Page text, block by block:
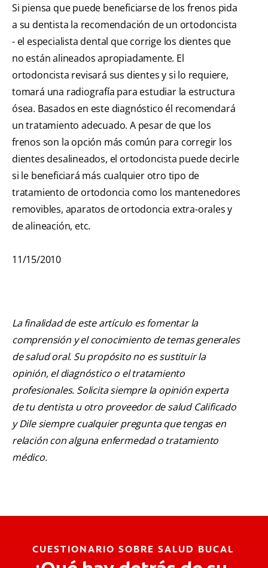
Si piensa que puede beneficiarse de los frenos pida
a su dentista la recomendación de un ortodoncista
- el especialista dental que corrige los dientes que
no están alineados apropiadamente. El
ortodoncista revisará sus dientes y si lo requiere,
tomará una radiografía para estudiar la estructura
ósea. Basados en este diagnóstico él recomendará
un tratamiento adecuado. A pesar de que los
frenos son la opción más común para corregir los
dientes desalineados, el ortodoncista puede decirle
si le beneficiará más cualquier otro tipo de
tratamiento de ortodoncia como los mantenedores
removibles, aparatos de ortodoncia extra-orales y
de alineación, etc.
11/15/2010
La finalidad de este artículo es fomentar la
comprensión y el conocimiento de temas generales
de salud oral. Su propósito no es sustituir la
opinión, el diagnóstico o el tratamiento
profesionales. Solicita siempre la opinión experta
de tu dentista u otro proveedor de salud Calificado
y Dile siempre cualquier pregunta que tengas en
relación con alguna enfermedad o tratamiento
médico.
CUESTIONARIO SOBRE SALUD BUCAL